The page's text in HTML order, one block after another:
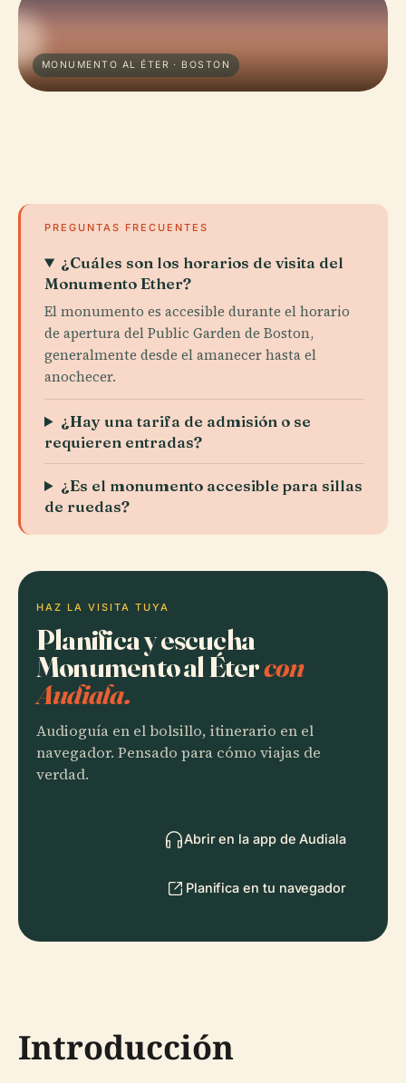
MONUMENTO AL ÉTER · BOSTON
PREGUNTAS FRECUENTES
¿Cuáles son los horarios de visita del
Monumento Ether?
El monumento es accesible durante el horario
de apertura del Public Garden de Boston,
generalmente desde el amanecer hasta el
anochecer.
¿Hay una tarifa de admisión o se
requieren entradas?
¿Es el monumento accesible para sillas
de ruedas?
HAZ LA VISITA TUYA
Planifica y escucha
Monumento al Étercon
Audiala.
Audioguía en el bolsillo, itinerario en el
navegador. Pensado para cómo viajas de
verdad.
Abrir en la app de Audiala
Planifica en tu navegador
Introducción